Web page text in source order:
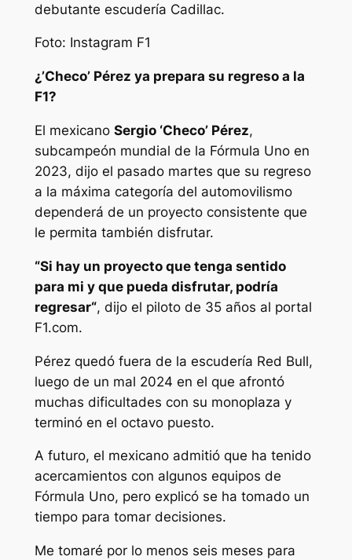
debutante escudería Cadillac.
Foto: Instagram F1
¿’Checo’ Pérez ya prepara su regreso a la
F1?
El mexicano Sergio ‘Checo’ Pérez,
subcampeón mundial de la Fórmula Uno en
2023, dijo el pasado martes que su regreso
a la máxima categoría del automovilismo
dependerá de un proyecto consistente que
le permita también disfrutar.
“Si hay un proyecto que tenga sentido
para mi y que pueda disfrutar, podría
regresar“, dijo el piloto de 35 años al portal
F1.com.
Pérez quedó fuera de la escudería Red Bull,
luego de un mal 2024 en el que afrontó
muchas dificultades con su monoplaza y
terminó en el octavo puesto.
A futuro, el mexicano admitió que ha tenido
acercamientos con algunos equipos de
Fórmula Uno, pero explicó se ha tomado un
tiempo para tomar decisiones.
Me tomaré por lo menos seis meses para